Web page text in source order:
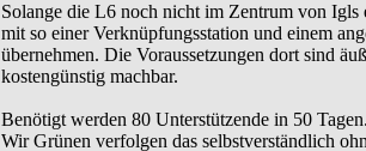
Solange die L6 noch nicht im Zentrum von
mit so einer Verknüpfungsstation und einem
übernehmen. Die Voraussetzungen dort sind
kostengünstig machbar.
Benötigt werden 80 Unterstützende in 50
Wir Grünen verfolgen das selbstverständlich